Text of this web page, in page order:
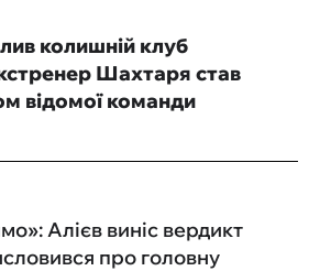
колишній клуб
Шахтаря став
відомої команди
Алієв виніс вердикт
про головну